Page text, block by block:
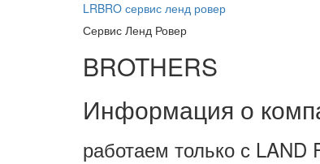
LRBRO сервис ленд ровер
Сервис Ленд Ровер
BROTHERS
Информация о
работаем только с LAND